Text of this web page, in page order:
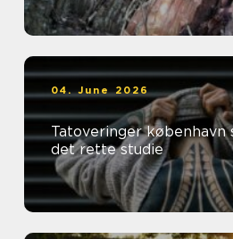
04. June 2026
Tatoveringer københavn sådan finder du
det rette studie